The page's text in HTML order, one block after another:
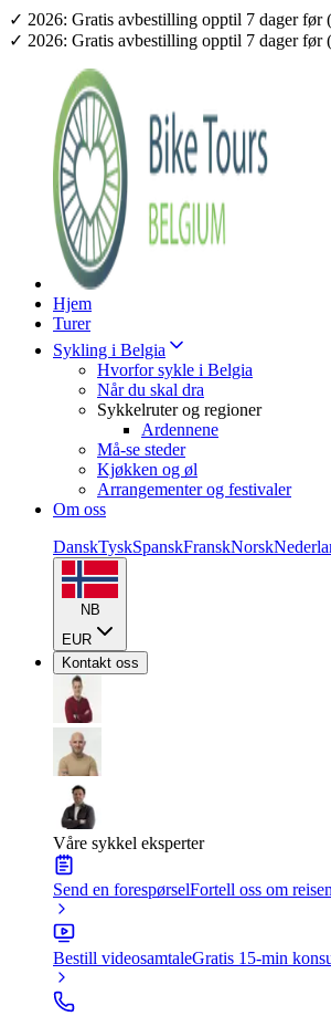
✓ 2026: Gratis avbestilling opptil 7 dager før
✓ 2026: Gratis avbestilling opptil 7 dager før
Hjem
Turer
Sykling i Belgia
Hvorfor sykle i Belgia
Når du skal dra
Sykkelruter og regioner
Ardennene
Må-se steder
Kjøkken og øl
Arrangementer og festivaler
Om oss
DanskTyskSpanskFranskNorsk
NB
EUR
Kontakt oss
Våre sykkel eksperter
Send en forespørselFortell oss om
Bestill videosamtaleGratis 15-min